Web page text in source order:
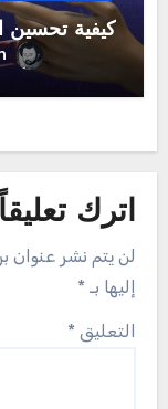
كيفية تحسين
اترك تعليقاً
لن يتم نشر عنوان
إليها بـ *
التعليق *